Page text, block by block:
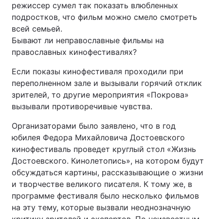
режиссер сумел так показать влюбленных
подростков, что фильм можно смело смотреть
всей семьей.
Бывают ли неправославные фильмы на
православных кинофестивалях?
Если показы кинофестиваля проходили при
переполненном зале и вызывали горячий отклик
зрителей, то другие мероприятия «Покрова»
вызывали противоречивые чувства.
Организаторами было заявлено, что в год
юбилея Федора Михайловича Достоевского
кинофестиваль проведет круглый стол «Жизнь
Достоевского. Кинолетопись», на котором будут
обсуждаться картины, рассказывающие о жизни
и творчестве великого писателя. К тому же, в
программе фестиваля было несколько фильмов
на эту тему, которые вызвали неоднозначную